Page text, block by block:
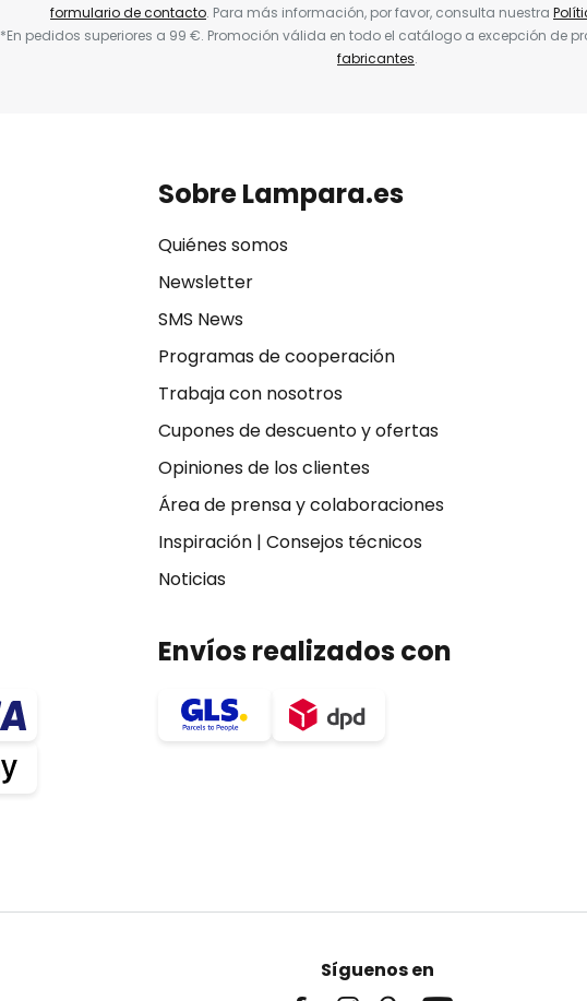
formulario de contacto. Para más información, por favor, consulta nuestra
*En pedidos superiores a 99 €. Promoción válida en todo el catálogo a excepción de
fabricantes.
Sobre Lampara.es
Quiénes somos
Newsletter
SMS News
Programas de cooperación
Trabaja con nosotros
Cupones de descuento y ofertas
Opiniones de los clientes
Área de prensa y colaboraciones
Inspiración| Consejos técnicos
Noticias
Envíos realizados con
Síguenos en